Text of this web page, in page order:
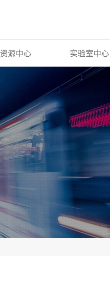
资源中心 实验室中心